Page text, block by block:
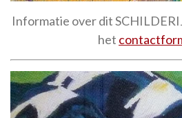
Informatie over dit
het